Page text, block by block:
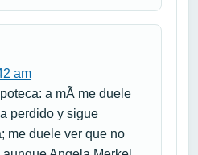
am
a mÃ­ me duele
perdido y sigue
me duele ver que no